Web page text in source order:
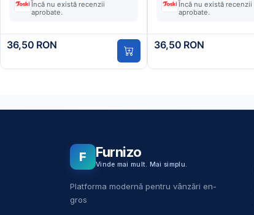
Încă nu există recenzii
aprobate.
36,50 RON
Încă nu există recenzii
aprobate.
36,50 RON
F Furnizo
Vinde mai mult. Mai simplu.
Platforma modernă pentru vânzări en-
gros